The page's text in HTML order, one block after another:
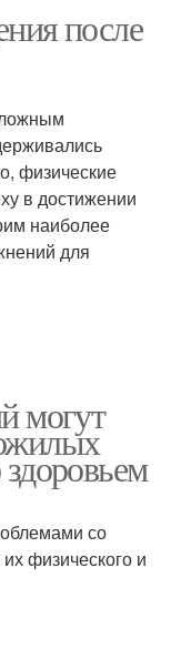
после
физические
в достижении
наиболее
для
могут
со
физического и